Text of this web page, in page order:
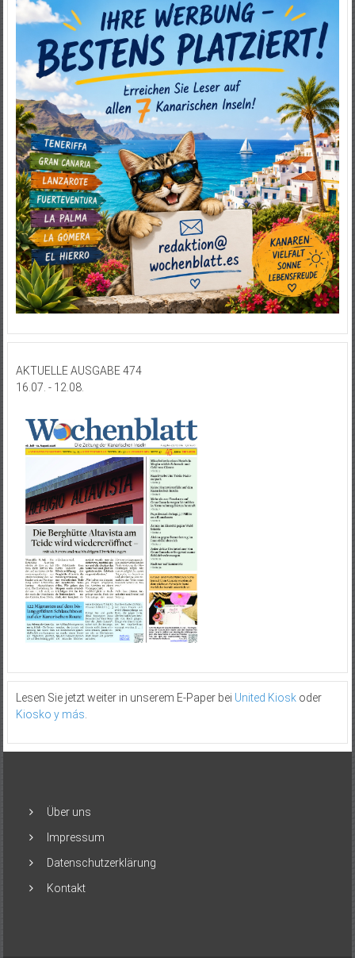
AKTUELLE AUSGABE 474
16.07. - 12.08.
Lesen Sie jetzt weiter in unserem E-Paper bei United Kioskoder
Kiosko y más
Über uns
Impressum
Datenschutzerklärung
Kontakt